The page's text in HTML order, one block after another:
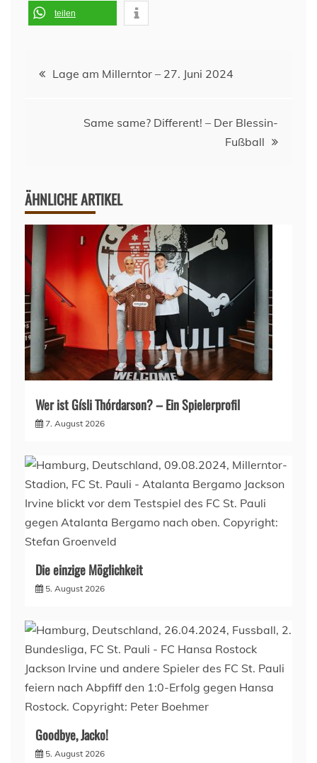
teilen
Beitragsnavigation
Lage am Millerntor – 27. Juni 2024
Same same? Different! – Der Blessin-
Fußball
ÄHNLICHE ARTIKEL
Wer ist Gísli Thórdarson? – Ein Spielerprofil
7. August 2026
Die einzige Möglichkeit
5. August 2026
Goodbye, Jacko!
5. August 2026